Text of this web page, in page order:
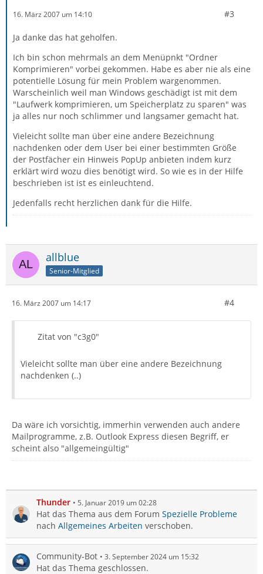
16. März 2007 um 14:10 #3
Ja danke das hat geholfen.
Ich bin schon mehrmals an dem Menüpnkt "Ordner
Komprimieren" vorbei gekommen. Habe es aber nie als eine
potentielle Lösung für mein Problem wargenommen.
Warscheinlich weil man Windows geschädigt ist mit dem
"Laufwerk komprimieren, um Speicherplatz zu sparen" was
ja alles nur noch schlimmer und langsamer gemacht hat.
Vieleicht sollte man über eine andere Bezeichnung
nachdenken oder dem User bei einer bestimmten Größe
der Postfächer ein Hinweis PopUp anbieten indem kurz
erklärt wird wozu dies benötigt wird. So wie es in der Hilfe
beschrieben ist ist es einleuchtend.
Jedenfalls recht herzlichen dank für die Hilfe.
allblue
Senior-Mitglied
16. März 2007 um 14:17 #4
Zitat von "c3g0"
Vieleicht sollte man über eine andere Bezeichnung
nachdenken (..)
Da wäre ich vorsichtig, immerhin verwenden auch andere
Mailprogramme, z.B. Outlook Express diesen Begriff, er
scheint also "allgemeingültig"
Thunder 5. Januar 2019 um 02:28
Hat das Thema aus dem Forum Spezielle Probleme
nach Allgemeines Arbeiten verschoben.
Community-Bot 3. September 2024 um 15:32
Hat das Thema geschlossen.